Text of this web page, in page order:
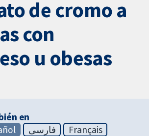
de cromo a
con
u obesas
en
فارسی
Français